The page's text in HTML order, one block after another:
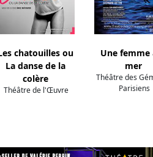
chatouilles ou
La danse de la
colère
Théâtre de l'Œuvre
Une femme
mer
Théâtre des
Parisiens